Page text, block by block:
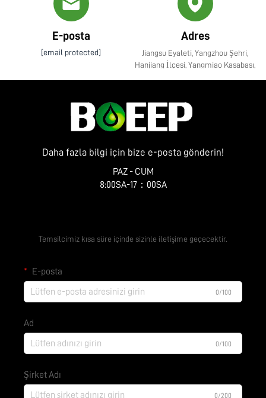
E-posta
[email protected]
Adres
Jiangsu Eyaleti, Yangzhou Şehri,
Hanjiang İlçesi, Yangmiao Kasabası,
Daha fazla bilgi için bize e-posta gönderin!
PAZ - CUM
8:00SA-17：00SA
Temsilcimiz kısa süre içinde sizinle iletişime geçecektir.
E-posta
0/100
Ad
0/100
Şirket Adı
0/200